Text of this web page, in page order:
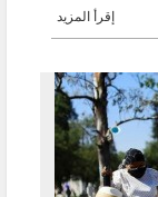
إقرأ المزيد